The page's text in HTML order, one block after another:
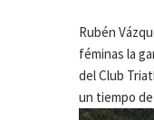
Rubén
féminas la
del Club
un tiempo de